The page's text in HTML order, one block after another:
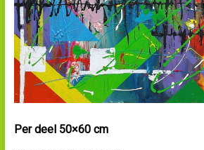
Per deel 50×60 cm